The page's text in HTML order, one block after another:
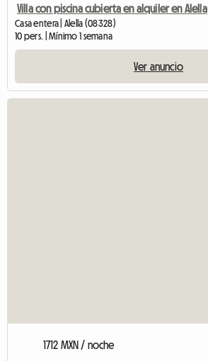
Villa con piscina cubierta en alquiler en Alella
Casa entera | Alella (08328)
10 pers. | Mínimo 1 semana
Ver anuncio
1712 MXN / noche